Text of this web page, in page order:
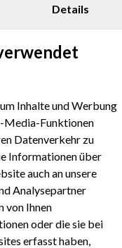
Details
Inhalte und Werbung
Media-Funktionen
Datenverkehr zu
Informationen über
auch an unsere
Analysepartner
von Ihnen
oder die sie bei
erfasst haben,
Im Rahmen der
verändertes
geeinigt.
Das Bilanzkreis- und
zentrales Instrument
Strommärkten.
Lernen Sie in
reBAP ist, wie der
wird und welche